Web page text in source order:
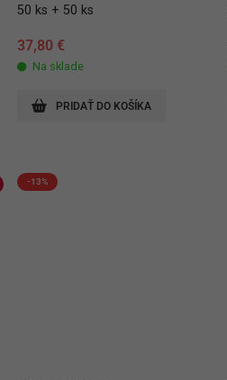
50 ks + 50 ks
37,80 €
Na sklade
PRIDAŤ DO KOŠÍKA
-13%